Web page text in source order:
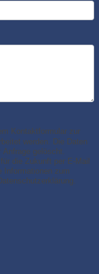
Kontaktformular zur
werden. Die Daten
gelöscht.
die Zukunft per E-Mail
Informationen zum